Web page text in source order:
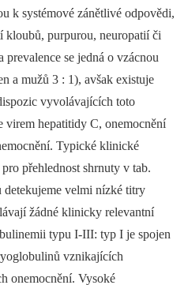
k systémové zánětlivé odpovědi,
kloubů, purpurou, neuropatií či
se jedná o vzácnou
a mužů 3 : 1), avšak existuje
vyvolávajících toto
virem hepatitidy C, onemocnění
Typické klinické
přehlednost shrnuty v tab.
velmi nízké titry
žádné klinicky relevantní
typu I-III: typ I je spojen
vznikajících
onemocnění. Vysoké